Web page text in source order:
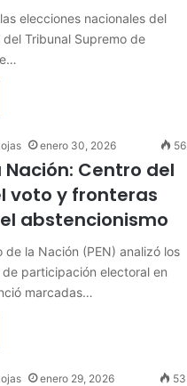
elecciones nacionales del
Tribunal Supremo de
enero 30, 2026 56
Nación: Centro del
voto y fronteras
abstencionismo
de la Nación (PEN) analizó los
participación electoral en
marcadas…
enero 29, 2026 53